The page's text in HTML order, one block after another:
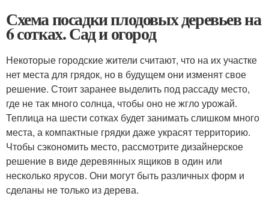
Схема посадки плодовых деревьев на
6 сотках. Сад и огород
Некоторые городские жители считают, что на их участке
нет места для грядок, но в будущем они изменят свое
решение. Стоит заранее выделить под рассаду место,
где не так много солнца, чтобы оно не жгло урожай.
Теплица на шести сотках будет занимать слишком много
места, а компактные грядки даже украсят территорию.
Чтобы сэкономить место, рассмотрите дизайнерское
решение в виде деревянных ящиков в один или
несколько ярусов. Они могут быть различных форм и
сделаны не только из дерева.